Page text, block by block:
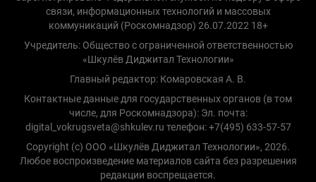
связи, информационных технологий и массовых
коммуникаций (Роскомнадзор) 26.07.2022 18+
Учредитель: Общество с ограниченной ответственностью
«Шкулёв Диджитал Технологии»
Главный редактор: Комаровская А. В.
Контактные данные для государственных органов (в том
числе, для Роскомнадзора): Эл. почта:
digital_vokrugsveta@shkulev.ru телефон: +7(495) 633-57-57
Copyright (с) ООО «Шкулёв Диджитал Технологии», 2026.
Любое воспроизведение материалов сайта без разрешения
редакции воспрещается.